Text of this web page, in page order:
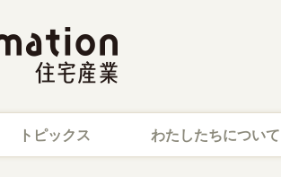
トピックス わたしたちについて